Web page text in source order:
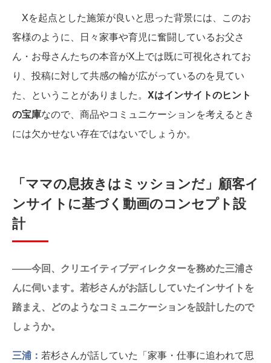
Xを起点とした施策が良いと思った背景には、このお
客様のように、日々家事や育児に奮闘しているお父さ
ん・お母さんたちの本音がX上では既に可視化されてお
り、投稿に対して共感の輪が広がっているのを見てい
た、ということがありました。 Xはインサイトのヒント
の宝庫なので、商品やコミュニケーションを考えるとき
には欠かせない存在ではないでしょうか。
「ママの息抜きはミッションだ」顧客イ
ンサイトに基づく動画のコンセプト設
計
――今回、クリエイティブディレクターを務めた三浦さ
んに伺います。若杉さんがお話ししていたインサイトを
踏まえ、どのようなコミュニケーションを設計したので
しょうか。
三浦： 若杉さんが話していた「家事・仕事に追われて思